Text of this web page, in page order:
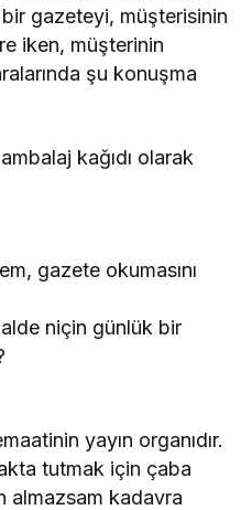
gazeteyi, müşterisinin
iken, müşterinin
şu konuşma
kağıdı olarak
gazete okumasını
niçin günlük bir
yayın organıdır.
tutmak için çaba
almazsam kadavra